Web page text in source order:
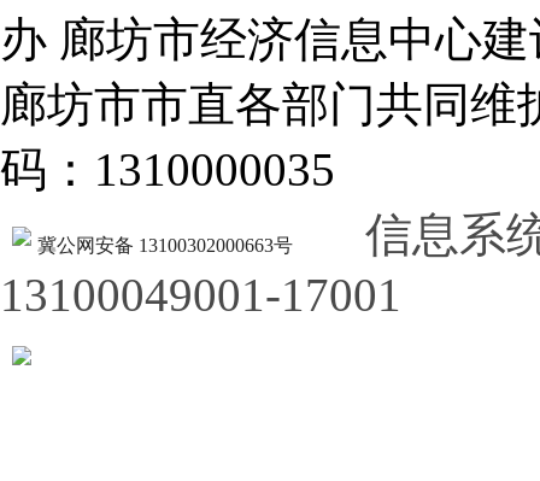
办 廊坊市经济信息中心建
廊坊市市直各部门共同
码：1310000035
冀公网安备 13100302000663号
信息系
13100049001-17001